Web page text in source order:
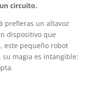
circuito.
prefieras un altavoz
dispositivo que
este pequeño robot
magia es intangible: